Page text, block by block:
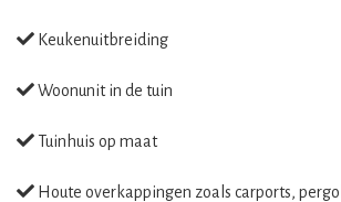
Keukenuitbreiding
Woonunit in de tuin
Tuinhuis op maat
Houte overkappingen zoals carports,